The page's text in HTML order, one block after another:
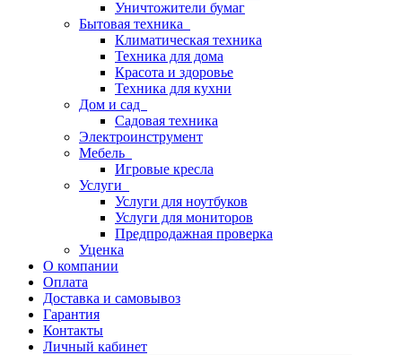
Уничтожители бумаг
Бытовая техника
Климатическая техника
Техника для дома
Красота и здоровье
Техника для кухни
Дом и сад
Садовая техника
Электроинструмент
Мебель
Игровые кресла
Услуги
Услуги для ноутбуков
Услуги для мониторов
Предпродажная проверка
Уценка
О компании
Оплата
Доставка и самовывоз
Гарантия
Контакты
Личный кабинет